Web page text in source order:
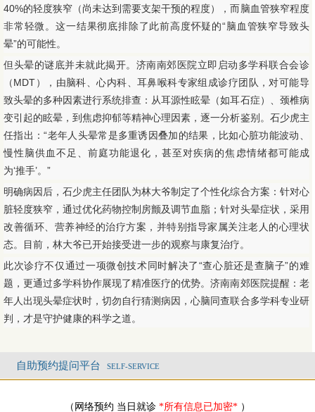
40%的轻度狭窄（尚未达到需要支架干预的程度），而脑血管狭窄程度
非常轻微。这一结果彻底排除了此前高度怀疑的“脑血管狭窄导致头
晕”的可能性。
但头晕的谜底并未就此揭开。济南南郊医院立即启动多学科联合会诊
（MDT），由脑科、心内科、耳鼻喉科专家组成诊疗团队，对可能导
致头晕的多种因素进行系统排查：从耳源性眩晕（如耳石症）、颈椎病
变引起的眩晕，到焦虑抑郁等精神心理因素，逐一分析鉴别。石少虎主
任指出：“老年人头晕常是多重诱因叠加的结果，比如心脏功能波动、
慢性脑供血不足、前庭功能退化，甚至对疾病的焦虑情绪都可能成
为‘推手’。”
明确病因后，石少虎主任团队为林大爷制定了个性化综合方案：针对心
脏轻度狭窄，通过优化药物控制房颤及调节血脂；针对头晕症状，采用
改善循环、营养神经的治疗方案，并特别指导家属关注老人的心理状
态。目前，林大爷已开始接受进一步的观察与康复治疗。
此次诊疗不仅通过一项微创技术同时解决了“查心脏还是查脑子”的难
题，更通过多学科协作展现了精准医疗的优势。济南南郊医院提醒：老
年人出现头晕症状时，切勿自行猜测病因，心脑同查联合多学科专业研
判，才是守护健康的科学之道。
自助预约提问平台 SELF-SERVICE
（网络预约 当日就诊 *所有信息已加密* ）